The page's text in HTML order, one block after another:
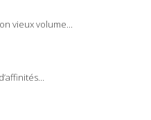
vieux volume...